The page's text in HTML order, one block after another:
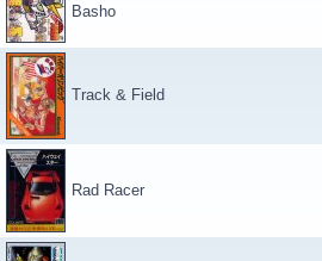
Basho
Track & Field
Rad Racer